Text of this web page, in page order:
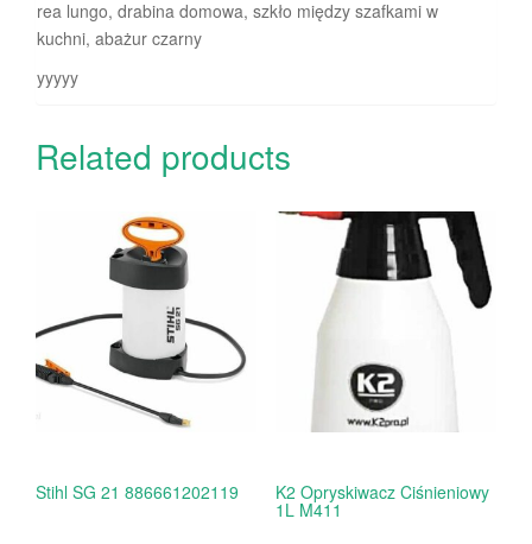
rea lungo, drabina domowa, szkło między szafkami w
kuchni, abażur czarny
yyyyy
Related products
Stihl SG 21 886661202119 K2 Opryskiwacz Ciśnieniowy
1L M411